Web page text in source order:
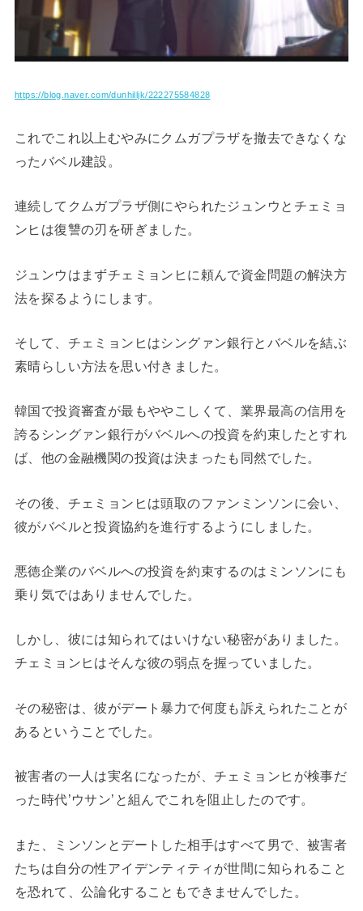
https://blog.naver.com/dunhilljk/222275584828
これでこれ以上むやみにクムガプラザを撤去できなくな
ったバベル建設。
連続してクムガプラザ側にやられたジュンウとチェミョ
ンヒは復讐の刃を研ぎました。
ジュンウはまずチェミョンヒに頼んで資金問題の解決方
法を探るようにします。
そして、チェミョンヒはシングァン銀行とバベルを結ぶ
素晴らしい方法を思い付きました。
韓国で投資審査が最もややこしくて、業界最高の信用を
誇るシングァン銀行がバベルへの投資を約束したとすれ
ば、他の金融機関の投資は決まったも同然でした。
その後、チェミョンヒは頭取のファンミンソンに会い、
彼がバベルと投資協約を進行するようにしました。
悪徳企業のバベルへの投資を約束するのはミンソンにも
乗り気ではありませんでした。
しかし、彼には知られてはいけない秘密がありました。
チェミョンヒはそんな彼の弱点を握っていました。
その秘密は、彼がデート暴力で何度も訴えられたことが
あるということでした。
被害者の一人は実名になったが、チェミョンヒが検事だ
った時代’ウサン’と組んでこれを阻止したのです。
また、ミンソンとデートした相手はすべて男で、被害者
たちは自分の性アイデンティティが世間に知られること
を恐れて、公論化することもできませんでした。